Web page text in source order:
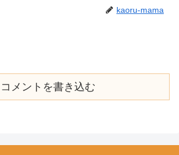
kaoru-mama
コメントを書き込む